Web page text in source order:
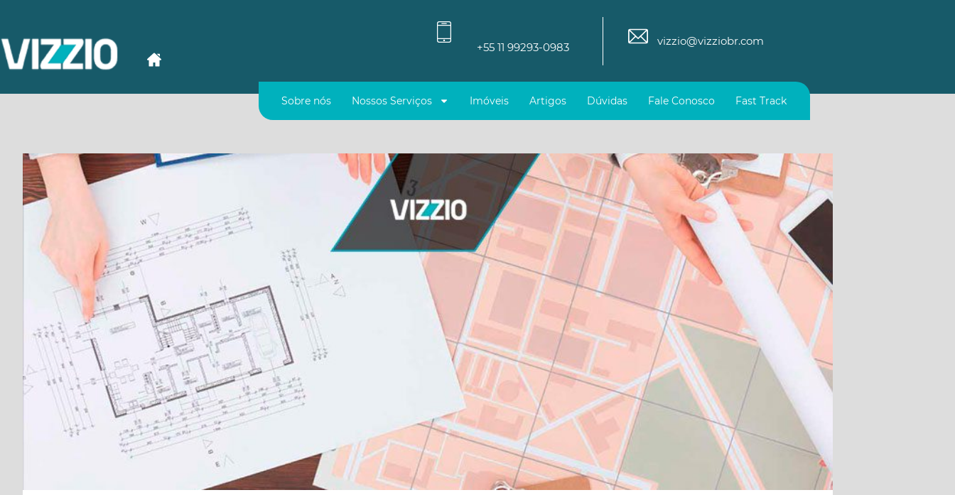
+55 11 99293-0983 vizzio@vizziobr.com
Sobre nós Nossos Serviços Imóveis Artigos Dúvidas Fale Conosco Fast Track